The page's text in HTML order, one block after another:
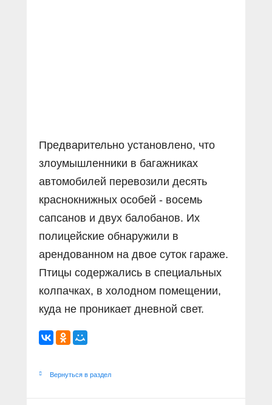
Предварительно установлено, что
злоумышленники в багажниках
автомобилей перевозили десять
краснокнижных особей - восемь
сапсанов и двух балобанов. Их
полицейские обнаружили в
арендованном на двое суток гараже.
Птицы содержались в специальных
колпачках, в холодном помещении,
куда не проникает дневной свет.
Вернуться в раздел